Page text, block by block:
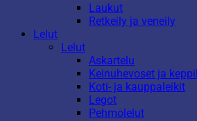
Laukut
Retkeily ja veneily
Lelut
Lelut
Askartelu
Keinuhevoset ja
Koti- ja kauppaleikit
Legot
Pehmolelut